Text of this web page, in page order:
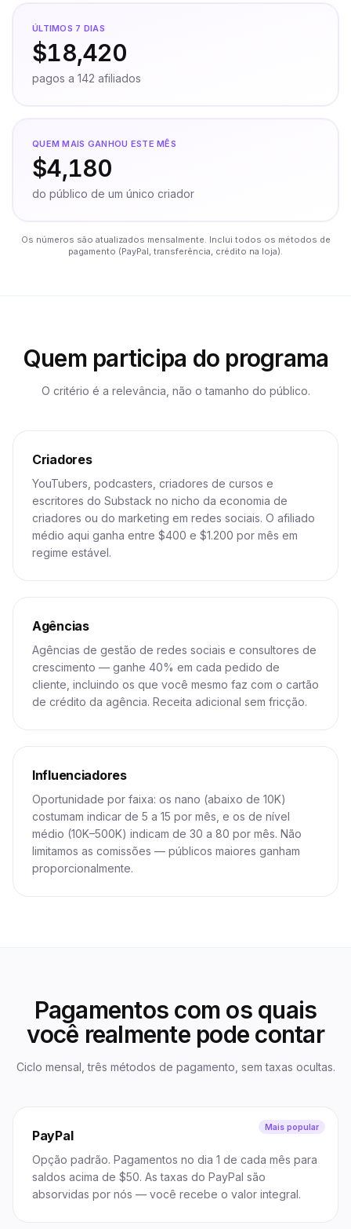
ÚLTIMOS 7 DIAS
$18,420
pagos a 142 afiliados
QUEM MAIS GANHOU ESTE MÊS
$4,180
do público de um único criador
Os números são atualizados mensalmente. Inclui todos os métodos de
pagamento (PayPal, transferência, crédito na loja).
Quem participa do programa
O critério é a relevância, não o tamanho do público.
Criadores
YouTubers, podcasters, criadores de cursos e
escritores do Substack no nicho da economia de
criadores ou do marketing em redes sociais. O afiliado
médio aqui ganha entre $400 e $1.200 por mês em
regime estável.
Agências
Agências de gestão de redes sociais e consultores de
crescimento — ganhe 40% em cada pedido de
cliente, incluindo os que você mesmo faz com o cartão
de crédito da agência. Receita adicional sem fricção.
Influenciadores
Oportunidade por faixa: os nano (abaixo de 10K)
costumam indicar de 5 a 15 por mês, e os de nível
médio (10K–500K) indicam de 30 a 80 por mês. Não
limitamos as comissões — públicos maiores ganham
proporcionalmente.
Pagamentos com os quais
você realmente pode contar
Ciclo mensal, três métodos de pagamento, sem taxas ocultas.
Mais popular
PayPal
Opção padrão. Pagamentos no dia 1 de cada mês para
saldos acima de $50. As taxas do PayPal são
absorvidas por nós — você recebe o valor integral.